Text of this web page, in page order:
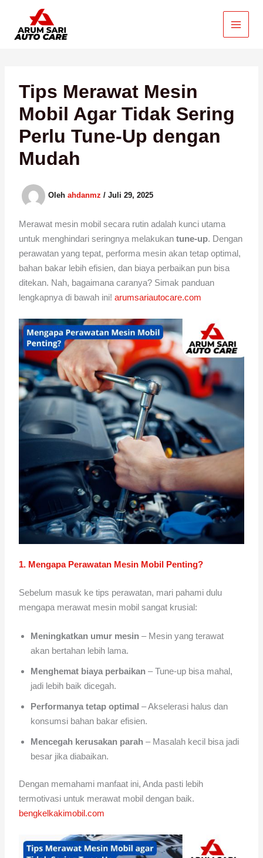
konten
Tips Merawat Mesin
Mobil Agar Tidak Sering
Perlu Tune-Up dengan
Mudah
Olehahdanmz/Juli 29, 2025
Merawat mesin mobil secara rutin adalah kunci utama
untuk menghindari seringnya melakukantune-up. Dengan
perawatan yang tepat, performa mesin akan tetap optimal,
bahan bakar lebih efisien, dan biaya perbaikan pun bisa
ditekan. Nah, bagaimana caranya? Simak panduan
lengkapnya di bawah ini!arumsariautocare.com
1. Mengapa Perawatan Mesin Mobil Penting?
Sebelum masuk ke tips perawatan, mari pahami dulu
mengapa merawat mesin mobil sangat krusial:
Meningkatkan umur mesin – Mesin yang terawat
akan bertahan lebih lama.
Menghemat biaya perbaikan – Tune-up bisa mahal,
jadi lebih baik dicegah.
Performanya tetap optimal – Akselerasi halus dan
konsumsi bahan bakar efisien.
Mencegah kerusakan parah – Masalah kecil bisa jadi
besar jika diabaikan.
Dengan memahami manfaat ini, Anda pasti lebih
termotivasi untuk merawat mobil dengan baik.
bengkelkakimobil.com